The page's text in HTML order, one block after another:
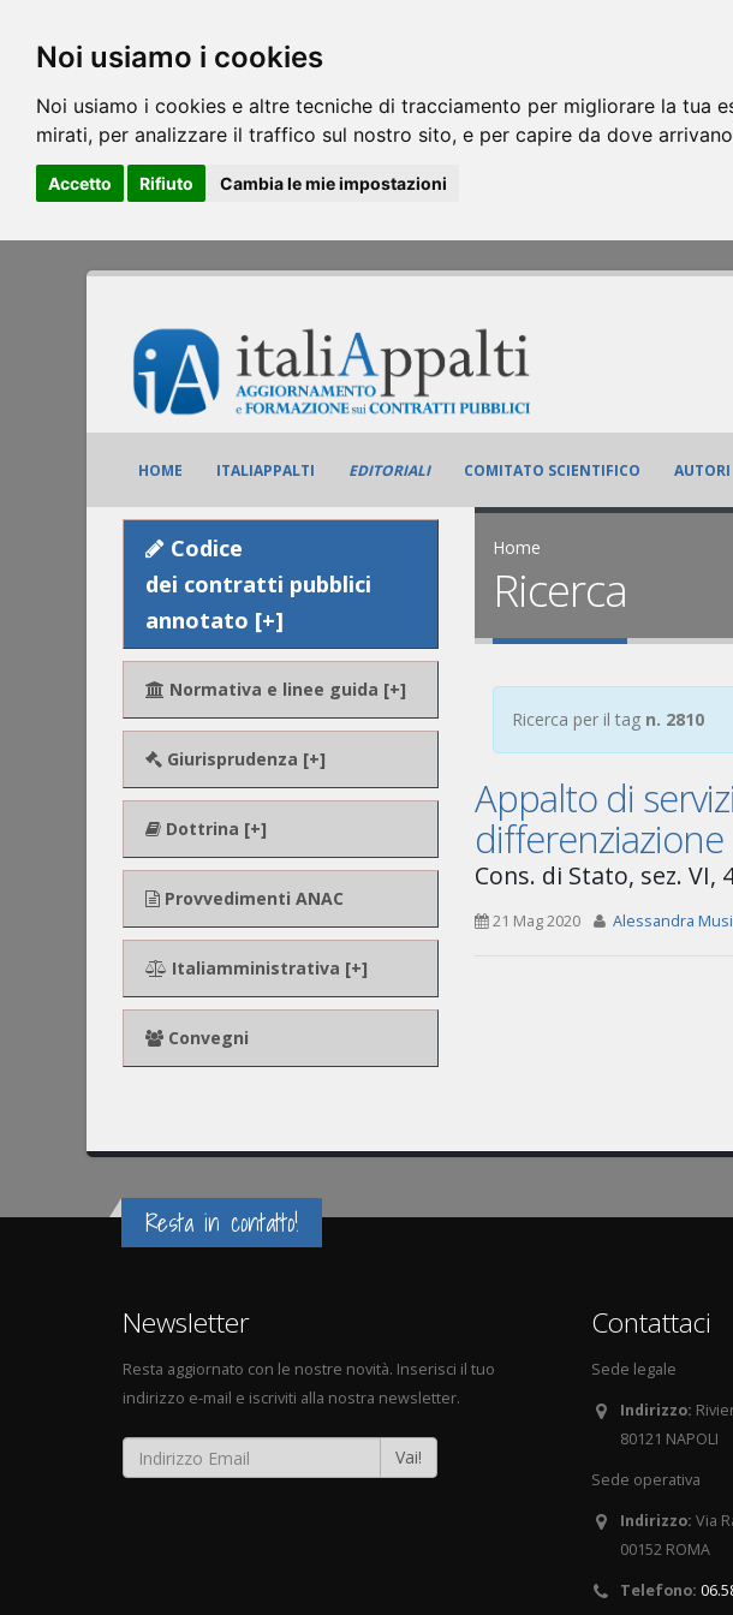
Noi usiamo i cookies
Noi usiamo i cookies e altre tecniche di tracciamento per migliorare la tua
mirati, per analizzare il traffico sul nostro sito, e per capire da dove
Accetto Rifiuto Cambia le mie impostazioni
HOME ITALIAPPALTI EDITORIALI COMITATO SCIENTIFICO AUTORI
Codice
dei contratti pubblici
annotato [+]
Normativa e linee guida [+]
Giurisprudenza [+]
Dottrina [+]
Provvedimenti ANAC
Italiamministrativa [+]
Convegni
Home
Ricerca
Ricerca per il tag n. 2810
Appalto di
differenziazione
Cons. di Stato, sez. VI,
21 Mag 2020 Alessandra
Resta in contatto!
Newsletter
Resta aggiornato con le nostre novità. Inserisci il tuo
indirizzo e-mail e iscriviti alla nostra newsletter.
Vai!
Contattaci
Sede legale
Indirizzo:
80121 NAPOLI
Sede operativa
Indirizzo: Via
00152 ROMA
Telefono: